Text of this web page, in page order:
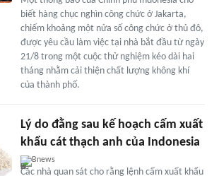
biết hàng chục nghìn công chức ở Jakarta,
chiếm khoảng một nửa số công chức ở thủ đô,
được yêu cầu làm việc tại nhà bắt đầu từ ngày
21/8 trong một cuộc thử nghiệm kéo dài hai
tháng nhằm cải thiện chất lượng không khí
của thành phố.
Lý do đằng sau kế hoạch cấm xuất
khẩu cát thạch anh của Indonesia
Bnews
Các nhà quan sát cho rằng lệnh cấm xuất khẩu